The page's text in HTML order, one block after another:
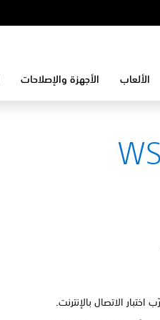
الألعاب الأجهزة والإصلاحات